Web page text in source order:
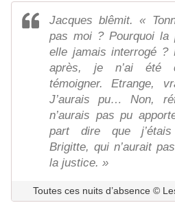
Jacques blêmit. «
pas moi ? Pourquoi la
elle jamais interrogé
après, je n’ai été
témoigner. Etrange,
J’aurais pu… Non,
n’aurais pas pu
part dire que
Brigitte, qui n’aurait
la justice. »
Toutes ces nuits d’absence ©